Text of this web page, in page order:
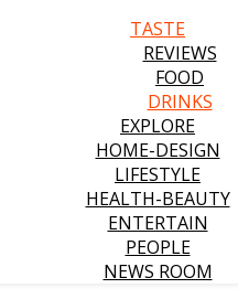
TASTE
REVIEWS
FOOD
DRINKS
EXPLORE
HOME-DESIGN
LIFESTYLE
HEALTH-BEAUTY
ENTERTAIN
PEOPLE
NEWS ROOM